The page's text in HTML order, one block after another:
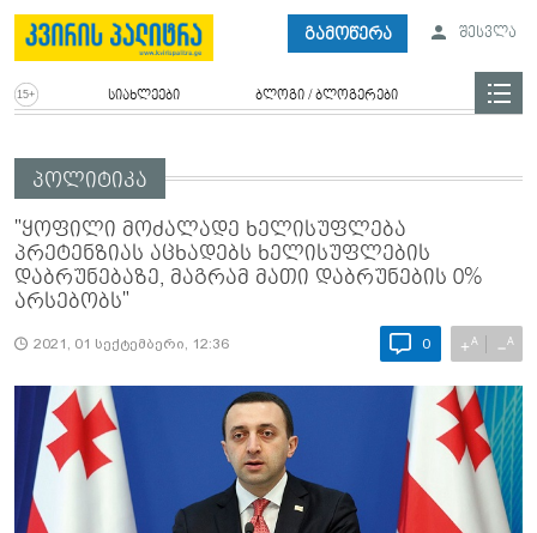
გამოწერა შესვლა
სიახლეები ბლოგი / ბლოგერები
პოლიტიკა
"ყოფილი მოძალადე ხელისუფლება
პრეტენზიას აცხადებს ხელისუფლების
დაბრუნებაზე, მაგრამ მათი დაბრუნების 0%
არსებობს"
2021, 01 სექტემბერი, 12:36 0 +A −A